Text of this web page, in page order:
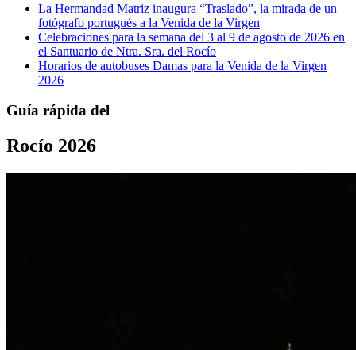
La Hermandad Matriz inaugura “Traslado”, la mirada de un
fotógrafo portugués a la Venida de la Virgen
Celebraciones para la semana del 3 al 9 de agosto de 2026 en
el Santuario de Ntra. Sra. del Rocío
Horarios de autobuses Damas para la Venida de la Virgen
2026
Guía rápida del
Rocío 2026